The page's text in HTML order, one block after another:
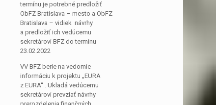
termínu je potrebné predložiť
ObFZ Bratislava – mesto a ObFZ
Bratislava – vidiek návrhy
a predložiť ich vedúcemu
sekretárovi BFZ do termínu
23.02.2022
VV BFZ berie na vedomie
informáciu k projektu „EURA
z EURA“ . Ukladá vedúcemu
sekretárovi prevziať návrhy